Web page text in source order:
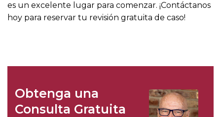
es un excelente lugar para comenzar. ¡Contáctanos
hoy para reservar tu revisión gratuita de caso!
Obtenga una
Consulta Gratuita